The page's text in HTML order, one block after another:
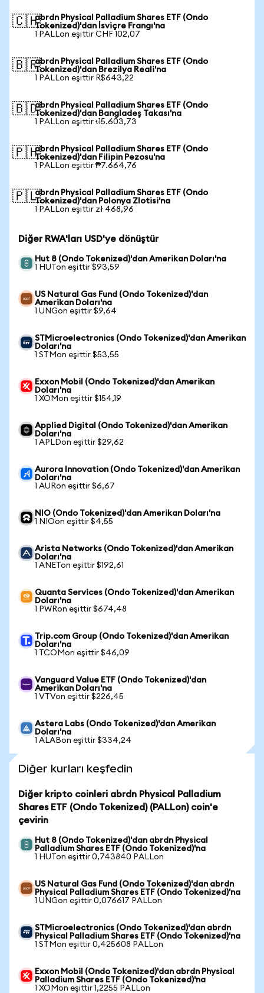
🇨🇭abrdn Physical Palladium Shares ETF (Ondo
Tokenized)'dan İsviçre Frangı'na
1 PALLon eşittir CHF 102,07
🇧🇷abrdn Physical Palladium Shares ETF (Ondo
Tokenized)'dan Brezilya Reali'na
1 PALLon eşittir R$643,22
🇧🇩abrdn Physical Palladium Shares ETF (Ondo
Tokenized)'dan Bangladeş Takası'na
1 PALLon eşittir ৳15.603,73
🇵🇭abrdn Physical Palladium Shares ETF (Ondo
Tokenized)'dan Filipin Pezosu'na
1 PALLon eşittir ₱7.664,76
🇵🇱abrdn Physical Palladium Shares ETF (Ondo
Tokenized)'dan Polonya Zlotisi'na
1 PALLon eşittir zł 468,96
Diğer RWA'ları USD'ye dönüştür
Hut 8 (Ondo Tokenized)'dan Amerikan Doları'na
1 HUTon eşittir $93,59
US Natural Gas Fund (Ondo Tokenized)'dan
Amerikan Doları'na
1 UNGon eşittir $9,64
STMicroelectronics (Ondo Tokenized)'dan Amerikan
Doları'na
1 STMon eşittir $53,55
Exxon Mobil (Ondo Tokenized)'dan Amerikan
Doları'na
1 XOMon eşittir $154,19
Applied Digital (Ondo Tokenized)'dan Amerikan
Doları'na
1 APLDon eşittir $29,62
Aurora Innovation (Ondo Tokenized)'dan Amerikan
Doları'na
1 AURon eşittir $6,67
NIO (Ondo Tokenized)'dan Amerikan Doları'na
1 NIOon eşittir $4,55
Arista Networks (Ondo Tokenized)'dan Amerikan
Doları'na
1 ANETon eşittir $192,61
Quanta Services (Ondo Tokenized)'dan Amerikan
Doları'na
1 PWRon eşittir $674,48
Trip.com Group (Ondo Tokenized)'dan Amerikan
Doları'na
1 TCOMon eşittir $46,09
Vanguard Value ETF (Ondo Tokenized)'dan
Amerikan Doları'na
1 VTVon eşittir $226,45
Astera Labs (Ondo Tokenized)'dan Amerikan
Doları'na
1 ALABon eşittir $334,24
Diğer kurları keşfedin
Diğer kripto coinleri abrdn Physical Palladium
Shares ETF (Ondo Tokenized) (PALLon) coin'e
çevirin
Hut 8 (Ondo Tokenized)'dan abrdn Physical
Palladium Shares ETF (Ondo Tokenized)'na
1 HUTon eşittir 0,743840 PALLon
US Natural Gas Fund (Ondo Tokenized)'dan abrdn
Physical Palladium Shares ETF (Ondo Tokenized)'na
1 UNGon eşittir 0,076617 PALLon
STMicroelectronics (Ondo Tokenized)'dan abrdn
Physical Palladium Shares ETF (Ondo Tokenized)'na
1 STMon eşittir 0,425608 PALLon
Exxon Mobil (Ondo Tokenized)'dan abrdn Physical
Palladium Shares ETF (Ondo Tokenized)'na
1 XOMon eşittir 1,2255 PALLon